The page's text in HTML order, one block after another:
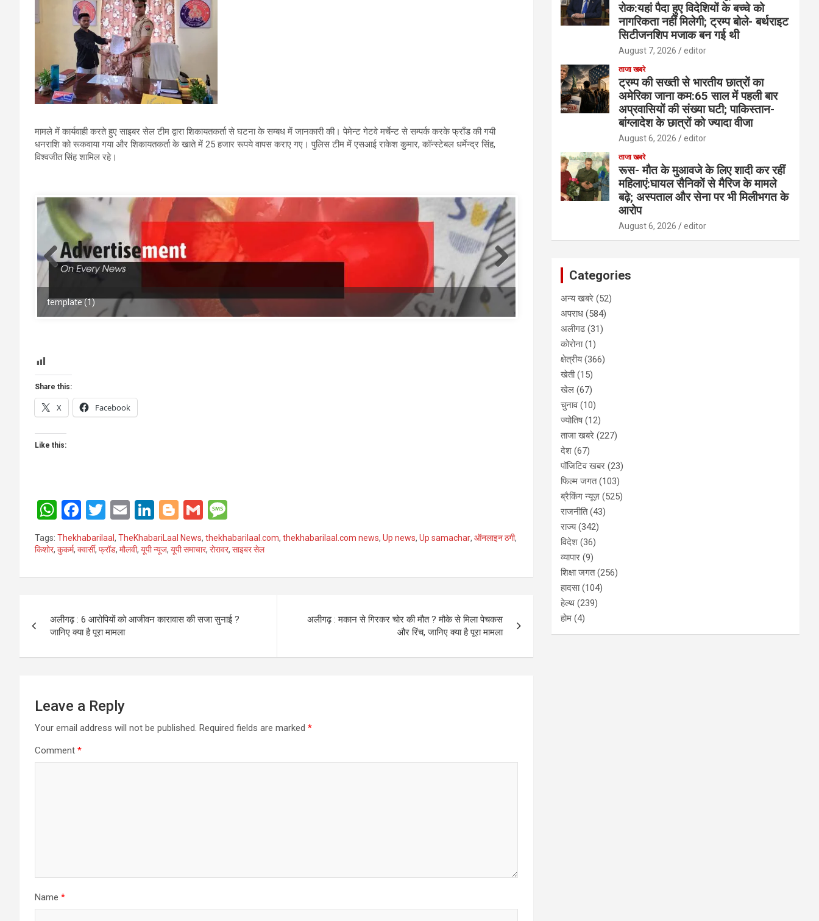
मामले में कार्यवाही करते हुए साइबर सेल टीम द्वारा शिकायतकर्ता से घटना के सम्बध में जानकारी की। पेमेन्ट गेटवे मर्चेन्ट से सम्पर्क करके फ्राँड की गयी
धनराशि को रूकवाया गया और शिकायतकर्ता के खाते में 25 हजार रूपये वापस कराए गए। पुलिस टीम में एसआई राकेश कुमार, कॉन्स्टेबल धर्मेन्द्र सिंह,
विश्वजीत सिंह शामिल रहे।
Share this:
X Facebook
Like this:
W
h
at
p
F
a
ce
k
T
wi
tt
E
m
ail
Li
n
ke
Bl
o
g
G
m
ail
es
s
Tags: Thekhabarilaal, TheKhabariLaal News, thekhabarilaal.com, thekhabarilaal.com news, Up news, Up samachar, ऑनलाइन ठगी,
किशोर, कुकर्म, क्वार्सी, फ्रॉड, मौलवी, यूपी न्यूज, यूपी समाचार, रोरावर, साइबर सेल
navigation
अलीगढ़ : 6 आरोपियों को आजीवन कारावास की सजा सुनाई ?
जानिए क्या है पूरा मामला
अलीगढ़ : मकान से गिरकर चोर की मौत ? मौके से मिला पेचकस
और रिंच, जानिए क्या है पूरा मामला
Leave a Reply
Your email address will not be published. Required fields are marked *
Comment *
Name *
रोक:यहां पैदा हुए विदेशियों के बच्चे को
नागरिकता नहीं मिलेगी; ट्रम्प बोले- बर्थराइट
सिटीजनशिप मजाक बन गई थी
August 7, 2026 editor
ताजा खबरे
ट्रम्प की सख्ती से भारतीय छात्रों का
अमेरिका जाना कम:65 साल में पहली बार
अप्रवासियों की संख्या घटी; पाकिस्तान-
बांग्लादेश के छात्रों को ज्यादा वीजा
August 6, 2026 editor
ताजा खबरे
रूस- मौत के मुआवजे के लिए शादी कर रहीं
महिलाएं:घायल सैनिकों से मैरिज के मामले
बढ़े; अस्पताल और सेना पर भी मिलीभगत के
आरोप
August 6, 2026 editor
Categories
अन्य खबरे (52)
अपराध (584)
अलीगढ(31)
कोरोना(1)
क्षेत्रीय(366)
खेती(15)
खेल (67)
चुनाव(10)
ज्योतिष(12)
ताजा खबरे (227)
देश (67)
पॉजिटिव खबर (23)
फिल्म जगत(103)
ब्रैकिंग न्यूज़ (525)
राजनीति(43)
राज्य(342)
विदेश (36)
व्यापार (9)
शिक्षा जगत(256)
हादसा(104)
हेल्थ (239)
होम (4)